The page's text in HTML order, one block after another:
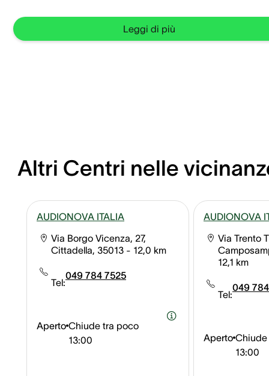
Leggi di più
Altri Centri nelle
AUDIONOVA ITALIA
Via Borgo Vicenza, 27,
Cittadella, 35013 - 12,0 km
Tel:
049 784 7525
Aperto Chiude tra poco
13:00
AUDIONOVA
Via Trento
12,1 km
Tel:
049
Aperto
13:00